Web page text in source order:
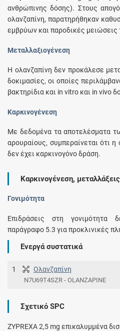
ανθρώπινης δόσης). Στους
ολανζαπίνη, παρατηρήθηκαν
εμβρύων και παροδικές μειώσεις
Μεταλλαξιογένεση
H ολανζαπίνη δεν προκάλεσε
δοκιμασίες, οι οποίες
βακτηρίδια και in vitro και in vivo
Καρκινογένεση
Με δεδομένα τα αποτελέσματα
αρουραίους, συμπεραίνεται ότι
δεν έχει καρκινογόνο δράση.
Καρκινογένεση,
Γονιμότητα
Επιδράσεις στη γονιμότητα
παράγραφο 5.3 για προκλινικές
Ενεργά συστατικά
1 Ολανζαπίνη
N7U69T4SZR - OLANZAPINE
Σχετικό SPC
ZYPREXA 2,5 mg επικαλυμμένα